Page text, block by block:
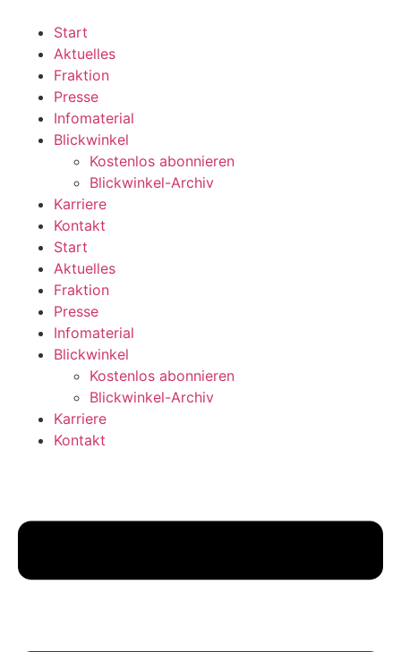
wechseln
Start
Aktuelles
Fraktion
Presse
Infomaterial
Blickwinkel
Kostenlos abonnieren
Blickwinkel-Archiv
Karriere
Kontakt
Start
Aktuelles
Fraktion
Presse
Infomaterial
Blickwinkel
Kostenlos abonnieren
Blickwinkel-Archiv
Karriere
Kontakt